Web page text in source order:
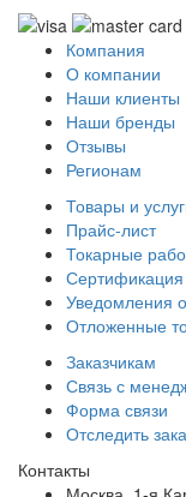
Компания
О компании
Наши клиенты
Наши бренды
Отзывы
Регионам
Товары и
Прайс-лист
Токарные
Сертификация
Уведомления
Отложенные
Заказчикам
Связь с
Форма связи
Отследить
Контакты